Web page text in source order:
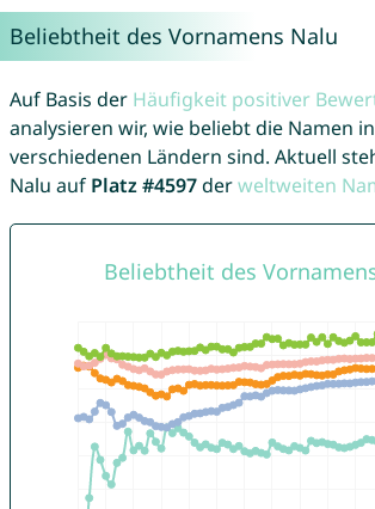
Beliebtheit des Vornamens Nalu
Auf Basis der Häufigkeit positiver
analysieren wir, wie beliebt die Namen
verschiedenen Ländern sind. Aktuell
Nalu auf Platz #4597derweltweiten